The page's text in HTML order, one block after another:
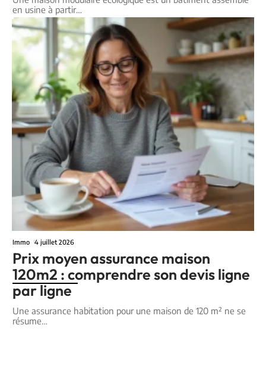
en usine à partir…
Immo 4 juillet 2026
Prix moyen assurance maison
120m2 : comprendre son devis ligne
par ligne
Une assurance habitation pour une maison de 120 m² ne se
résume